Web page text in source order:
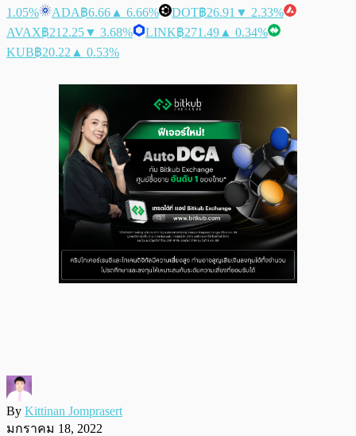
1.05%
ADA฿6.66 ▲ 6.66% DOT฿26.91 ▼ 2.33%
AVAX฿212.25▼ 3.68% LINK฿271.49 ▲ 0.34%
KUB฿20.22 ▲ 0.53%
By Kittinan Jomprasert
มกราคม 18, 2022